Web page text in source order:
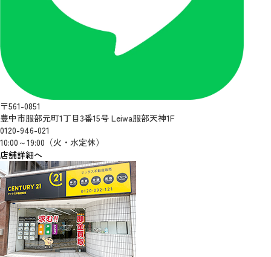
〒561-0851
豊中市服部元町1丁目3番15号 Leiwa服部天神1F
0120-946-021
10:00～19:00（火・水定休）
店舗詳細へ